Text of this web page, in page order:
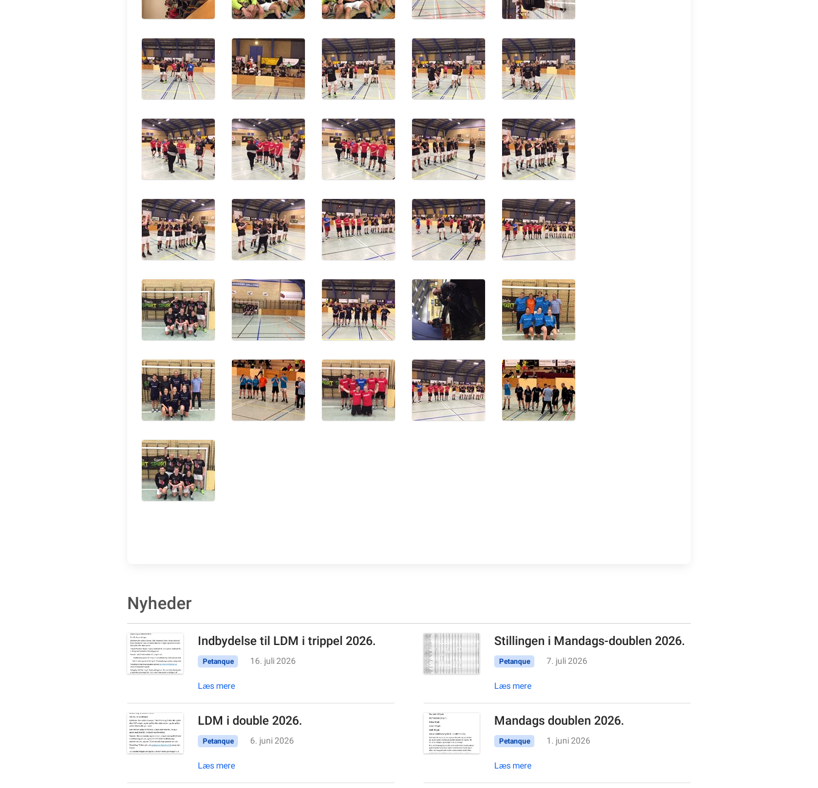
Nyheder
Indbydelse til LDM i trippel 2026.
Petanque 16. juli 2026
Læs mere
Stillingen i Mandags-doublen 2026.
Petanque 7. juli 2026
Læs mere
LDM i double 2026.
Petanque 6. juni 2026
Læs mere
Mandags doublen 2026.
Petanque 1. juni 2026
Læs mere